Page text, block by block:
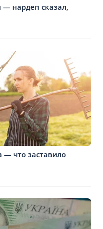
нардеп сказал,
что заставило